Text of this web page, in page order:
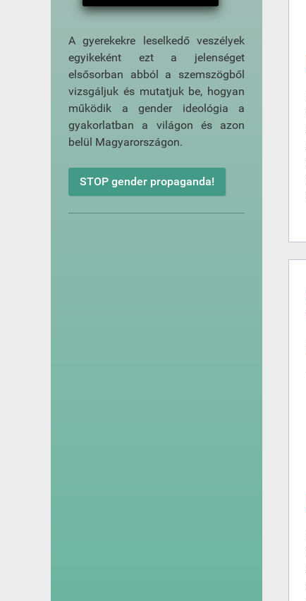
A gyerekekre leselkedő veszélyek
egyikeként ezt a jelenséget
elsősorban abból a szemszögből
vizsgáljuk és mutatjuk be, hogyan
működik a gender ideológia a
gyakorlatban a világon és azon
belül Magyarországon.
STOP gender propaganda!